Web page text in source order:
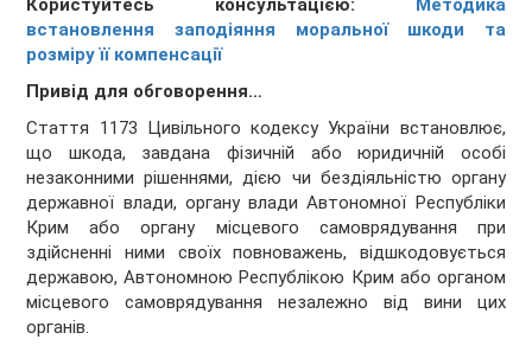
Користуйтесь консультацією:
Методика
встановлення заподіяння моральної шкоди та
розміру її компенсації
Привід для обговорення…
Стаття 1173 Цивільного кодексу України встановлює,
що шкода, завдана фізичній або юридичній особі
незаконними рішеннями, дією чи бездіяльністю органу
державної влади, органу влади Автономної Республіки
Крим або органу місцевого самоврядування при
здійсненні ними своїх повноважень, відшкодовується
державою, Автономною Республікою Крим або органом
місцевого самоврядування незалежно від вини цих
органів.